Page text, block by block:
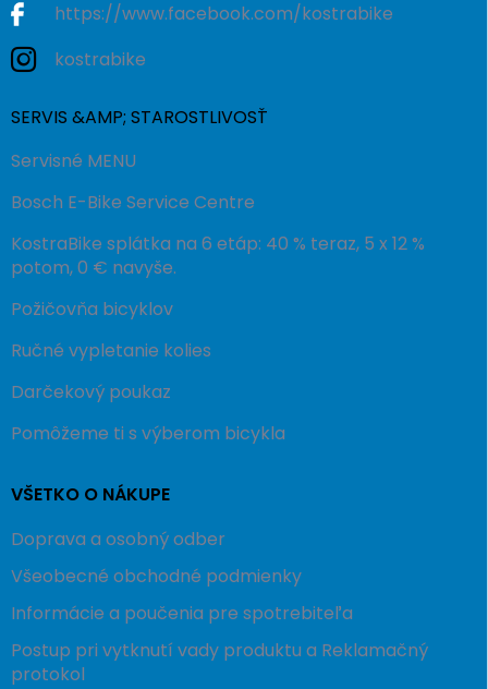
https://www.facebook.com/kostrabike
kostrabike
SERVIS &AMP; STAROSTLIVOSŤ
Servisné MENU
Bosch E-Bike Service Centre
KostraBike splátka na 6 etáp: 40 % teraz, 5 x 12 %
potom, 0 € navyše.
Požičovňa bicyklov
Ručné vypletanie kolies
Darčekový poukaz
Pomôžeme ti s výberom bicykla
VŠETKO O NÁKUPE
Doprava a osobný odber
Všeobecné obchodné podmienky
Informácie a poučenia pre spotrebiteľa
Postup pri vytknutí vady produktu a Reklamačný
protokol